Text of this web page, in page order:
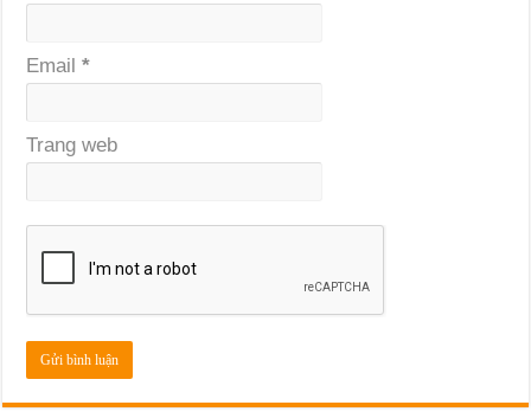
Email*
Trang web